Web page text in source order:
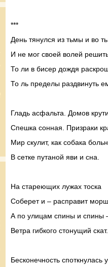
***
День тянулся из тьмы и во
И не мог своей волей
То ли в бисер дождя
То ль пределы раздвинуть
Гладь асфальта. Домов
Спешка сонная. Призраки
Мир скулит, как собака
В сетке путаной яви и сна.
На стареющих лужах тоска
Соберет и – расправит
А по улицам спины и спины
Ветра гибкого стонущий скат.
Бесконечность споткнулась